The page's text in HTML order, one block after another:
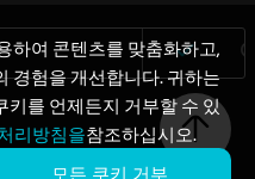
하여 콘텐츠를 맞춤화하고,
경험을 개선합니다. 귀하는
키를 언제든지 거부할 수 있
리방침을참조하십시오.
모든 쿠키 거부